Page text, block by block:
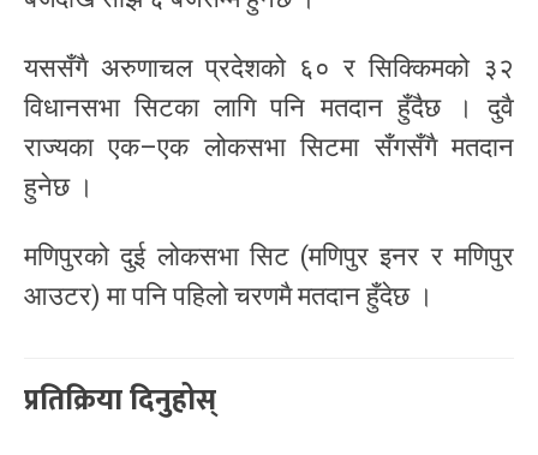
यससँगै अरुणाचल प्रदेशको ६० र सिक्किमको ३२
विधानसभा सिटका लागि पनि मतदान हुँदैछ । दुवै
राज्यका एक–एक लोकसभा सिटमा सँगसँगै मतदान
हुनेछ ।
मणिपुरको दुई लोकसभा सिट (मणिपुर इनर र मणिपुर
आउटर) मा पनि पहिलो चरणमै मतदान हुँदेछ ।
प्रतिक्रिया दिनुहोस्